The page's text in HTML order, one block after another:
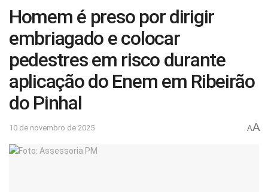
Homem é preso por dirigir
embriagado e colocar
pedestres em risco durante
aplicação do Enem em Ribeirão
do Pinhal
10 de novembro de 2025 AA